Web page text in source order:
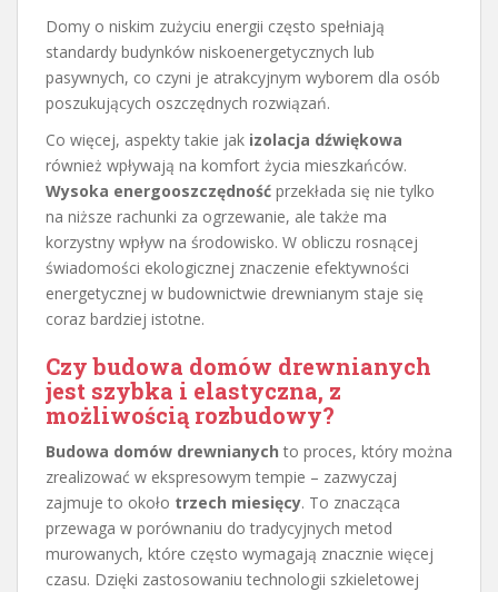
Domy o niskim zużyciu energii często spełniają
standardy budynków niskoenergetycznych lub
pasywnych, co czyni je atrakcyjnym wyborem dla osób
poszukujących oszczędnych rozwiązań.
Co więcej, aspekty takie jak izolacja dźwiękowa
również wpływają na komfort życia mieszkańców.
Wysoka energooszczędność przekłada się nie tylko
na niższe rachunki za ogrzewanie, ale także ma
korzystny wpływ na środowisko. W obliczu rosnącej
świadomości ekologicznej znaczenie efektywności
energetycznej w budownictwie drewnianym staje się
coraz bardziej istotne.
Czy budowa domów drewnianych
jest szybka i elastyczna, z
możliwością rozbudowy?
Budowa domów drewnianych to proces, który można
zrealizować w ekspresowym tempie – zazwyczaj
zajmuje to około trzech miesięcy. To znacząca
przewaga w porównaniu do tradycyjnych metod
murowanych, które często wymagają znacznie więcej
czasu. Dzięki zastosowaniu technologii szkieletowej